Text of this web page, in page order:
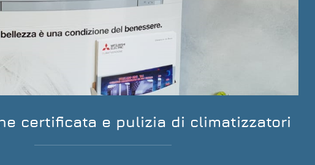
certificata e pulizia di climatizzatori